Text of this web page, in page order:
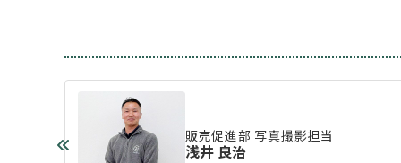
販売促進部 写真撮影担当
浅井 良治